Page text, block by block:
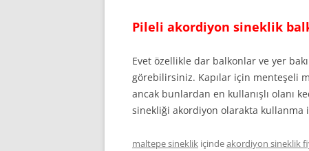
Pileli akordiyon sineklik
Evet özellikle dar balkonlar ve yer
görebilirsiniz. Kapılar için menteşeli
ancak bunlardan en kullanışlı olanı
sinekliği akordiyon olarakta kullanma
maltepe sineklik içindeakordiyon sineklik